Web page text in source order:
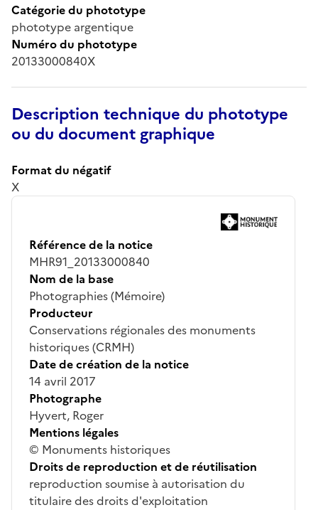
Catégorie du phototype
phototype argentique
Numéro du phototype
20133000840X
Description technique du phototype
ou du document graphique
Format du négatif
X
Référence de la notice
MHR91_20133000840
Nom de la base
Photographies (Mémoire)
Producteur
Conservations régionales des monuments
historiques (CRMH)
Date de création de la notice
14 avril 2017
Photographe
Hyvert, Roger
Mentions légales
© Monuments historiques
Droits de reproduction et de réutilisation
reproduction soumise à autorisation du
titulaire des droits d'exploitation